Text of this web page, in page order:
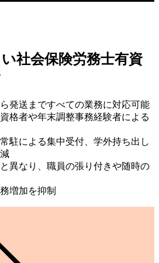
社会保険労務士有資
発送まですべての業務に対応可能
格者や年末調整事務経験者による
駐による集中受付、学外持ち出し
異なり、職員の張り付きや随時の
増加を抑制